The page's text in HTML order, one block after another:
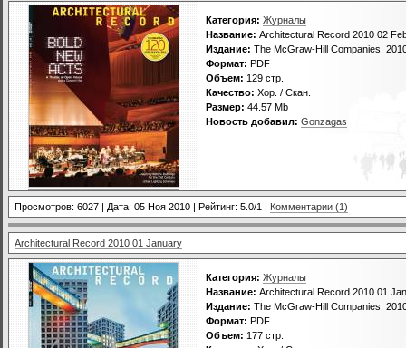
Категория: Журналы
Название: Architectural Record 2010 02
Издание: The McGraw-Hill Companies,
Формат: PDF
Объем: 129 стр.
Качество: Хор. / Скан.
Размер: 44.57 Mb
Новость добавил: Gonzagas
Просмотров: 6027 | Дата: 05 Ноя 2010 | Рейтинг: 5.0/1 | Комментарии (1)
Architectural Record 2010 01 January
Категория: Журналы
Название: Architectural Record 2010 01
Издание: The McGraw-Hill Companies,
Формат: PDF
Объем: 177 стр.